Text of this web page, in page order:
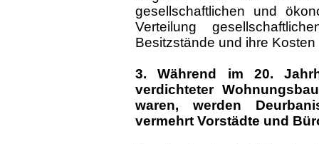
gesellschaftlichen und
Verteilung
Besitzstände und ihre Kosten
3. Während im 20.
verdichteter
waren, werden
vermehrt Vorstädte und